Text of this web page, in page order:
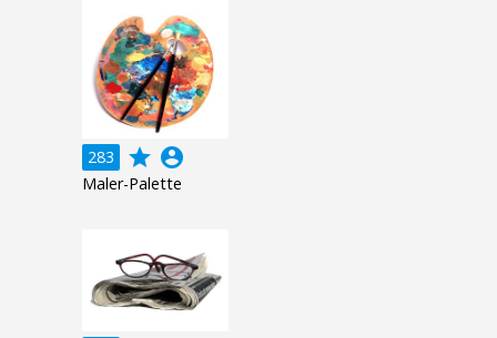
283 grade account_circle
Maler-Palette